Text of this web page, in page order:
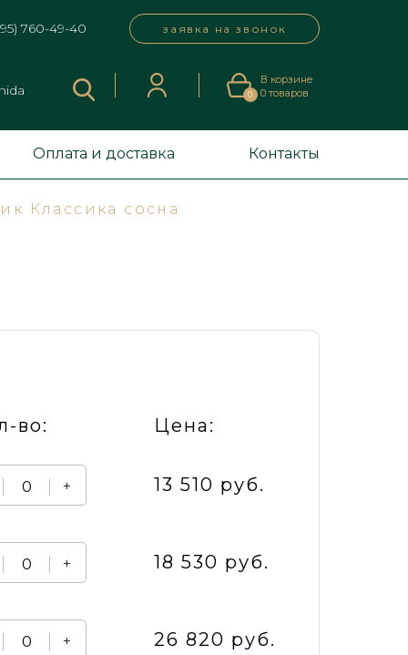
760-49-40 заявка на звонок
0
В корзине
0товаров
Оплата и доставка Контакты
Классика сосна
во: Цена:
+ 13 510 руб.
+ 18 530 руб.
+ 26 820 руб.